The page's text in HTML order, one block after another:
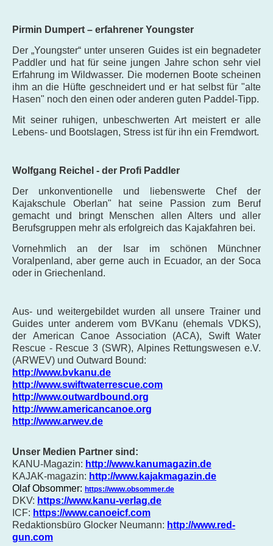
Pirmin Dumpert – erfahrener Youngster
Der „Youngster“ unter unseren Guides ist ein begnadeter
Paddler und hat für seine jungen Jahre schon sehr viel
Erfahrung imWildwasser. Die modernen Boote scheinen
ihm an die Hüfte geschneidert und er hat selbst für "alte
Hasen" noch den einen oder anderen guten Paddel-Tipp.
Mit seiner ruhigen, unbeschwerten Art meistert er alle
Lebens- und Bootslagen, Stress ist für ihn ein Fremdwort.
Wolfgang Reichel - der Profi Paddler
Der unkonventionelle und liebenswerte Chef der
Kajakschule Oberlan" hat seine Passion zum Beruf
gemacht und bringt Menschen allen Alters und aller
Berufsgruppen mehr als erfolgreich das Kajakfahren bei.
Vornehmlich an der Isar im schönen Münchner
Voralpenland, aber gerne auch in Ecuador, an der Soca
oder in Griechenland.
Aus- und weitergebildet wurden all unsere Trainer und
Guides unter anderem vom BVKanu (ehemals VDKS),
der American Canoe Association (ACA), Swift Water
Rescue - Rescue 3 (SWR), Alpines Rettungswesen e.V.
(ARWEV) und Outward Bound:
http://www.bvkanu.de
http://www.swiftwaterrescue.com
http://www.outwardbound.org
http://www.americancanoe.org
http://www.arwev.de
Unser Medien Partner sind:
KANU-Magazin: http://www.kanumagazin.de
KAJAK-magazin: http://www.kajakmagazin.de
Olaf Obsommer: https://www.obsommer.de
DKV: https://www.kanu-verlag.de
ICF: https://www.canoeicf.com
Redaktionsbüro Glocker Neumann: http://www.red-
gun.com